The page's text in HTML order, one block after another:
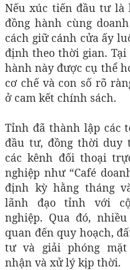
Nếu xúc tiến đầu tư là
đồng hành cùng
cách giữ cánh cửa ấy
định theo thời gian. Tại
hành này được cụ thể
cơ chế và con số rõ
ở cam kết chính sách.
Tỉnh đã thành lập các
đầu tư, đồng thời duy
các kênh đối thoại
nghiệp như “Café
định kỳ hằng tháng
lãnh đạo tỉnh với
nghiệp. Qua đó,
quan đến quy hoạch,
tư và giải phóng
nhận và xử lý kịp thời.